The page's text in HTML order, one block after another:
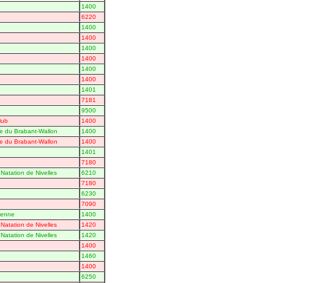
1400
6220
1400
1400
1400
1400
1400
1400
1401
7181
9500
1400
du Brabant-Wallon
1400
du Brabant-Wallon
1400
1401
7180
de Nivelles
6210
7180
6230
7090
1400
de Nivelles
1420
de Nivelles
1420
1400
1460
1400
6250